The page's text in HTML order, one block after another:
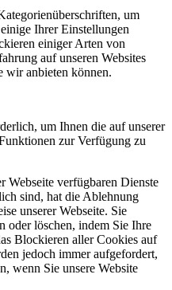
um
Ihrer Einstellungen
einiger Arten von
auf unseren Websites
wir anbieten können.
um Ihnen die auf unserer
zur Verfügung zu
Webseite verfügbaren Dienste
sind, hat die Ablehnung
unserer Webseite. Sie
oder löschen, indem Sie Ihre
Blockieren aller Cookies auf
jedoch immer aufgefordert,
wenn Sie unsere Website